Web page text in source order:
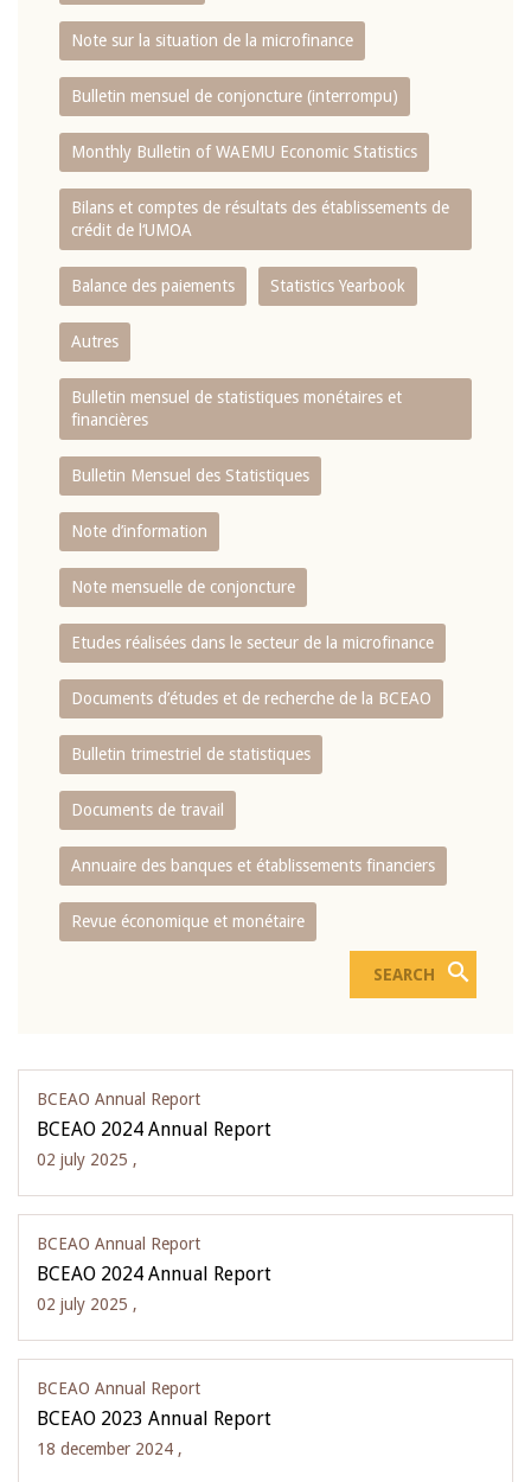
Note sur la situation de la microfinance
Bulletin mensuel de conjoncture (interrompu)
Monthly Bulletin of WAEMU Economic Statistics
Bilans et comptes de résultats des établissements de
crédit de l‘UMOA
Balance des paiements Statistics Yearbook
Autres
Bulletin mensuel de statistiques monétaires et
financières
Bulletin Mensuel des Statistiques
Note d’information
Note mensuelle de conjoncture
Etudes réalisées dans le secteur de la microfinance
Documents d’études et de recherche de la BCEAO
Bulletin trimestriel de statistiques
Documents de travail
Annuaire des banques et établissements financiers
Revue économique et monétaire
BCEAO Annual Report
BCEAO 2024 Annual Report
02 july 2025 ,
BCEAO Annual Report
BCEAO 2024 Annual Report
02 july 2025 ,
BCEAO Annual Report
BCEAO 2023 Annual Report
18 december 2024 ,